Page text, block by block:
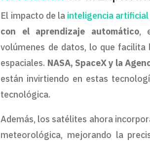
El impacto de la inteligencia
con el aprendizaje automático,
volúmenes de datos, lo que
espaciales. NASA, SpaceX y la
están invirtiendo en estas
tecnológica.
Además, los satélites ahora
meteorológica, mejorando la